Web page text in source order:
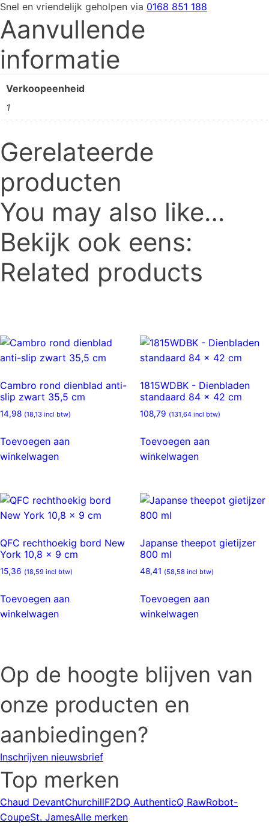
Snel en vriendelijk geholpen via 0168 851 188
Aanvullende
informatie
Verkoopeenheid
1
Gerelateerde
producten
You may also like…
Bekijk ook eens:
Related products
Cambro rond dienblad anti-
slip zwart 35,5 cm
14,98 (18,13 incl btw)
Toevoegen aan
winkelwagen
1815WDBK - Dienbladen
standaard 84 x 42 cm
108,79 (131,64incl btw)
Toevoegen aan
winkelwagen
QFC rechthoekig bord New
York 10,8 x 9 cm
15,36 (18,59 incl btw)
Toevoegen aan
winkelwagen
Japanse theepot gietijzer
800 ml
48,41 (58,58 incl btw)
Toevoegen aan
winkelwagen
Op de hoogte blijven van
onze producten en
aanbiedingen?
Inschrijven nieuwsbrief
Top merken
Chaud DevantChurchillF2DQ AuthenticQ RawRobot-
CoupeSt. JamesAlle merken